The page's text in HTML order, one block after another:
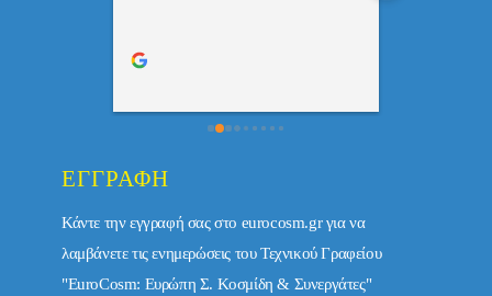
ΕΓΓΡΑΦΉ
Κάντε την εγγραφή σας στο eurocosm.gr για να
λαμβάνετε τις ενημερώσεις του Τεχνικού Γραφείου
"EuroCosm: Ευρώπη Σ. Κοσμίδη & Συνεργάτες"